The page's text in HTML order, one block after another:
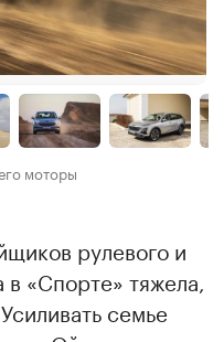
моторы
рулевого и
«Спорте» тяжела,
семье